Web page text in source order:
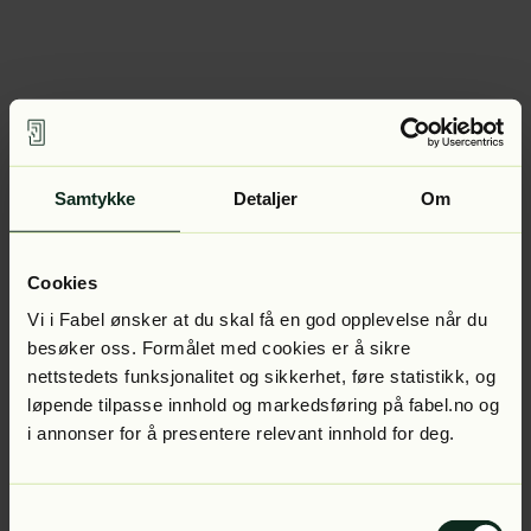
Samtykke Detaljer Om
Cookies
Vi i Fabel ønsker at du skal få en god opplevelse når du
besøker oss. Formålet med cookies er å sikre
nettstedets funksjonalitet og sikkerhet, føre statistikk, og
løpende tilpasse innhold og markedsføring på fabel.no og
i annonser for å presentere relevant innhold for deg.